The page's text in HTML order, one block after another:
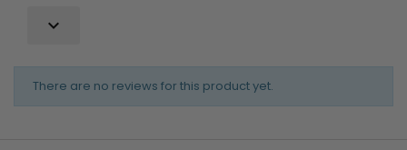

There are no reviews for this product yet.